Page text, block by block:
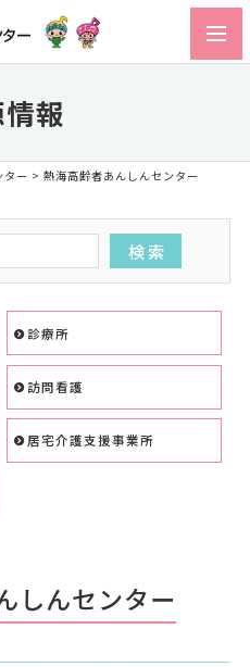
報
ター > 熱海高齢者あんしんセンター
診療所
訪問看護
居宅介護支援事業所
しんセンター